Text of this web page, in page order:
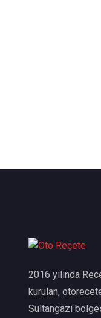
2016 yılında
kurulan,
Sultangazi